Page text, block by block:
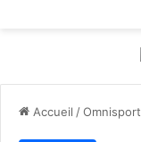
Accueil /Omnisport